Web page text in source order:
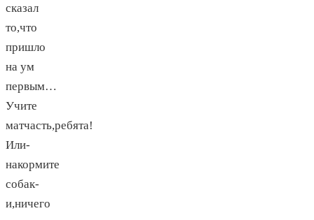
сказал
то,что
пришло
на ум
первым…
Учите
матчасть,ребята!
Или-
накормите
собак-
и,ничего